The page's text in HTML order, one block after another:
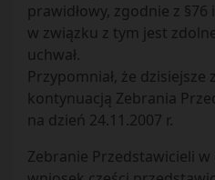
prawidłowy, zgodnie z §76
w związku z tym jest
uchwał.
Przypomniał, że dzisiejsze
kontynuacją Zebrania
na dzień 24.11.2007 r.
Zebranie Przedstawicieli w